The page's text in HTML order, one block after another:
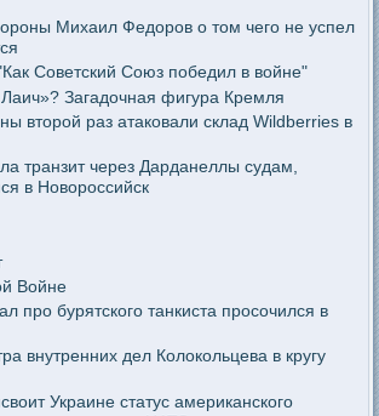
Михаил Федоров о том чего не успел
Советский Союз победил в войне"
Загадочная фигура Кремля
второй раз атаковали склад Wildberries в
транзит через Дарданеллы судам,
в Новороссийск
Войне
про бурятского танкиста просочился в
внутренних дел Колокольцева в кругу
Украине статус американского